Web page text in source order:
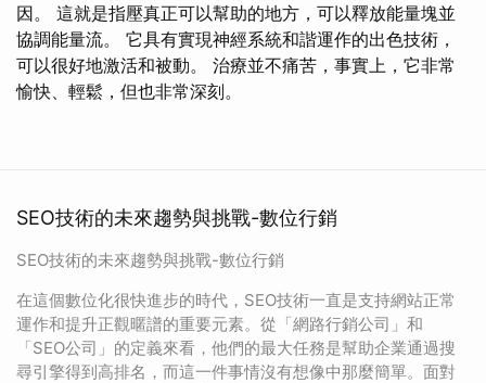
因。 這就是指壓真正可以幫助的地方，可以釋放能量塊並
協調能量流。 它具有實現神經系統和諧運作的出色技術，
可以很好地激活和被動。 治療並不痛苦，事實上，它非常
愉快、輕鬆，但也非常深刻。
SEO技術的未來趨勢與挑戰-數位行銷
SEO技術的未來趨勢與挑戰-數位行銷
在這個數位化很快進步的時代，SEO技術一直是支持網站正常
運作和提升正觀暱譜的重要元素。從「網路行銷公司」和
「SEO公司」的定義來看，他們的最大任務是幫助企業通過搜
尋引擎得到高排名，而這一件事情沒有想像中那麼簡單。面對